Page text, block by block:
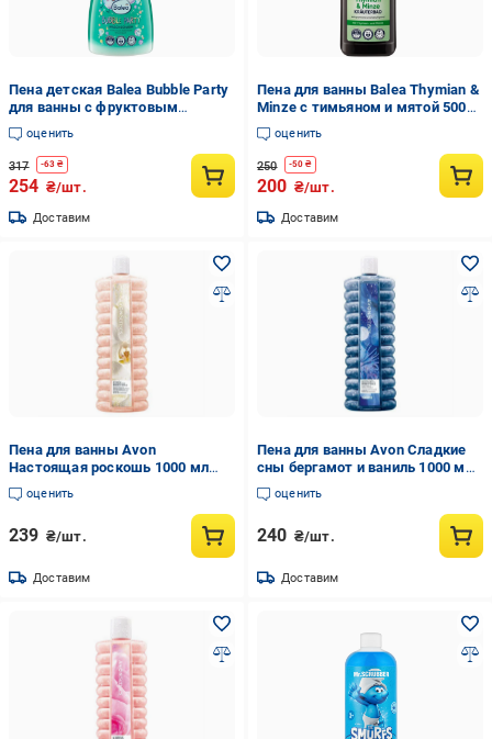
Пена детская Balea Bubble Party
для ванны с фруктовым
ароматом 250 мл (EPI-15102025-
392)
оценить
317 -63 ₴
254 ₴/шт.
Доставим
Пена для ванны Balea Thymian &
Minze с тимьяном и мятой 500
мл (EPI-15102025-531)
оценить
250 -50 ₴
200 ₴/шт.
Доставим
Пена для ванны Avon
Настоящая роскошь 1000 мл
(29007840)
оценить
239 ₴/шт.
Доставим
Пена для ванны Avon Сладкие
сны бергамот и ваниль 1000 мл
(29007841)
оценить
240 ₴/шт.
Доставим